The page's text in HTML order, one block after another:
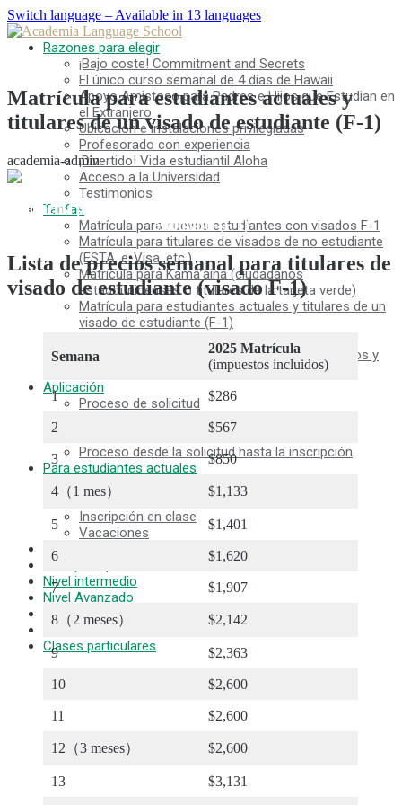
Switch language – Available in 13 languages
Razones para elegir
¡Bajo coste! Commitment and Secrets
El único curso semanal de 4 días de Hawaii
Apoyo Amistoso para Padres e Hijos que Estudian en
el Extranjero
Ubicación e instalaciones privilegiadas
Profesorado con experiencia
¡Divertido! Vida estudiantil Aloha
Acceso a la Universidad
Testimonios
Tarifas
Matrícula para nuevos estudiantes con visados F-1
Matrícula para titulares de visados de no estudiante
(ESTA, e-Visa, etc.)
Matrícula para Kama’aina (ciudadanos
estadounidenses o titulares de la tarjeta verde)
Matrícula para estudiantes actuales y titulares de un
visado de estudiante (F-1)
Clases por la tarde para estudiantes transferidos y
Aplicación
Proceso de solicitud
Política de devoluciones
Formulario de solicitud en línea
Proceso desde la solicitud hasta la inscripción
Para estudiantes actuales
Horario de clases
Asistencia y expulsión obligatoria
Inscripción en clase
Vacaciones
Visión general de la escuela
Nivel principiante
Nivel intermedio
Nivel Avanzado
Inglés comercial
Preparación TOEIC y TOEFL
Clases particulares
Razones para elegir
¡Bajo coste! Commitment and Secrets
El único curso semanal de 4 días de Hawaii
Apoyo Amistoso para Padres e Hijos que
Estudian en el Extranjero
Ubicación e instalaciones privilegiadas
Matrícula para estudiantes actuales y
titulares de un visado de estudiante (F-1)
academia-admin
Matrícula para estudiantes actuales y titulares de un visado de
estudiante (F-1)
Lista de precios semanal para titulares de
visado de estudiante (visado F-1)
Semana
2025 Matrícula
(impuestos incluidos)
1 $286
2 $567
3 $850
4（1 mes） $1,133
5 $1,401
6 $1,620
7 $1,907
8（2 meses） $2,142
9 $2,363
10 $2,600
11 $2,600
12（3 meses） $2,600
13 $3,131